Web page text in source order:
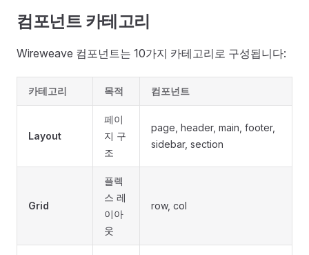
컴포넌트 카테고리
Wireweave 컴포넌트는 10가지 카테고리로 구성됩니다:
카테고리 목적 컴포넌트
Layout
페이
지 구
조
page, header, main, footer,
sidebar, section
Grid
플렉
스 레
이아
웃
row, col